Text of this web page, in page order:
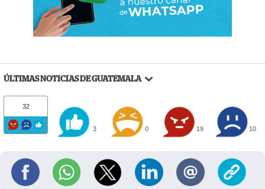
ÚLTIMAS NOTICIAS DE GUATEMALA
32
3 0 19 10